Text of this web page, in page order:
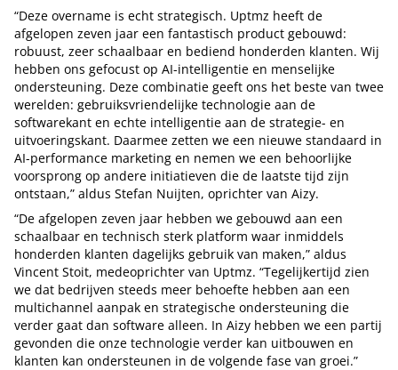
“Deze overname is echt strategisch. Uptmz heeft de
afgelopen zeven jaar een fantastisch product gebouwd:
robuust, zeer schaalbaar en bediend honderden klanten. Wij
hebben ons gefocust op AI-intelligentie en menselijke
ondersteuning. Deze combinatie geeft ons het beste van twee
werelden: gebruiksvriendelijke technologie aan de
softwarekant en echte intelligentie aan de strategie- en
uitvoeringskant. Daarmee zetten we een nieuwe standaard in
AI-performance marketing en nemen we een behoorlijke
voorsprong op andere initiatieven die de laatste tijd zijn
ontstaan,” aldus Stefan Nuijten, oprichter van Aizy.
“De afgelopen zeven jaar hebben we gebouwd aan een
schaalbaar en technisch sterk platform waar inmiddels
honderden klanten dagelijks gebruik van maken,” aldus
Vincent Stoit, medeoprichter van Uptmz. “Tegelijkertijd zien
we dat bedrijven steeds meer behoefte hebben aan een
multichannel aanpak en strategische ondersteuning die
verder gaat dan software alleen. In Aizy hebben we een partij
gevonden die onze technologie verder kan uitbouwen en
klanten kan ondersteunen in de volgende fase van groei.”